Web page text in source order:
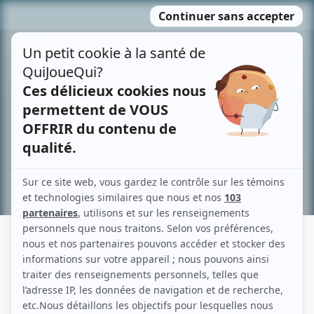
MENU
contenu
Recherche avancée »
YVES TURBIDE
Liens
Fiche de Yves Turbide sur Showbizz.net